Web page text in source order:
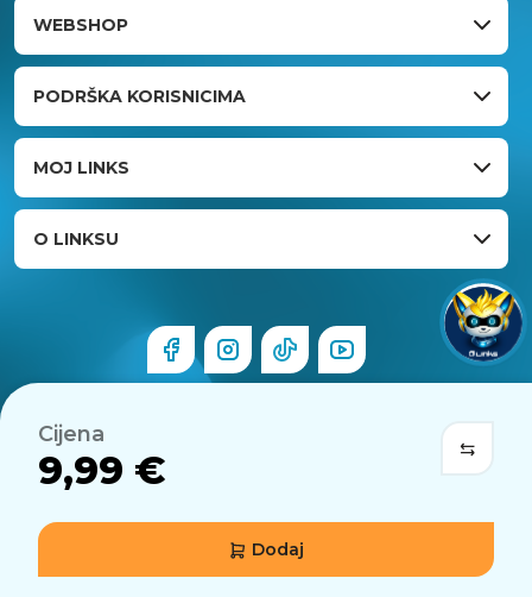
Cijena
9,99 €
Dodaj
WEBSHOP
PODRŠKA KORISNICIMA
MOJ LINKS
O LINKSU
© 2026 Links.hr . Sva prava pridržana.